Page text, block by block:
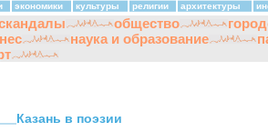
экономики культуры религии архитектуры
общество
наука и образование
Казань в поэзии